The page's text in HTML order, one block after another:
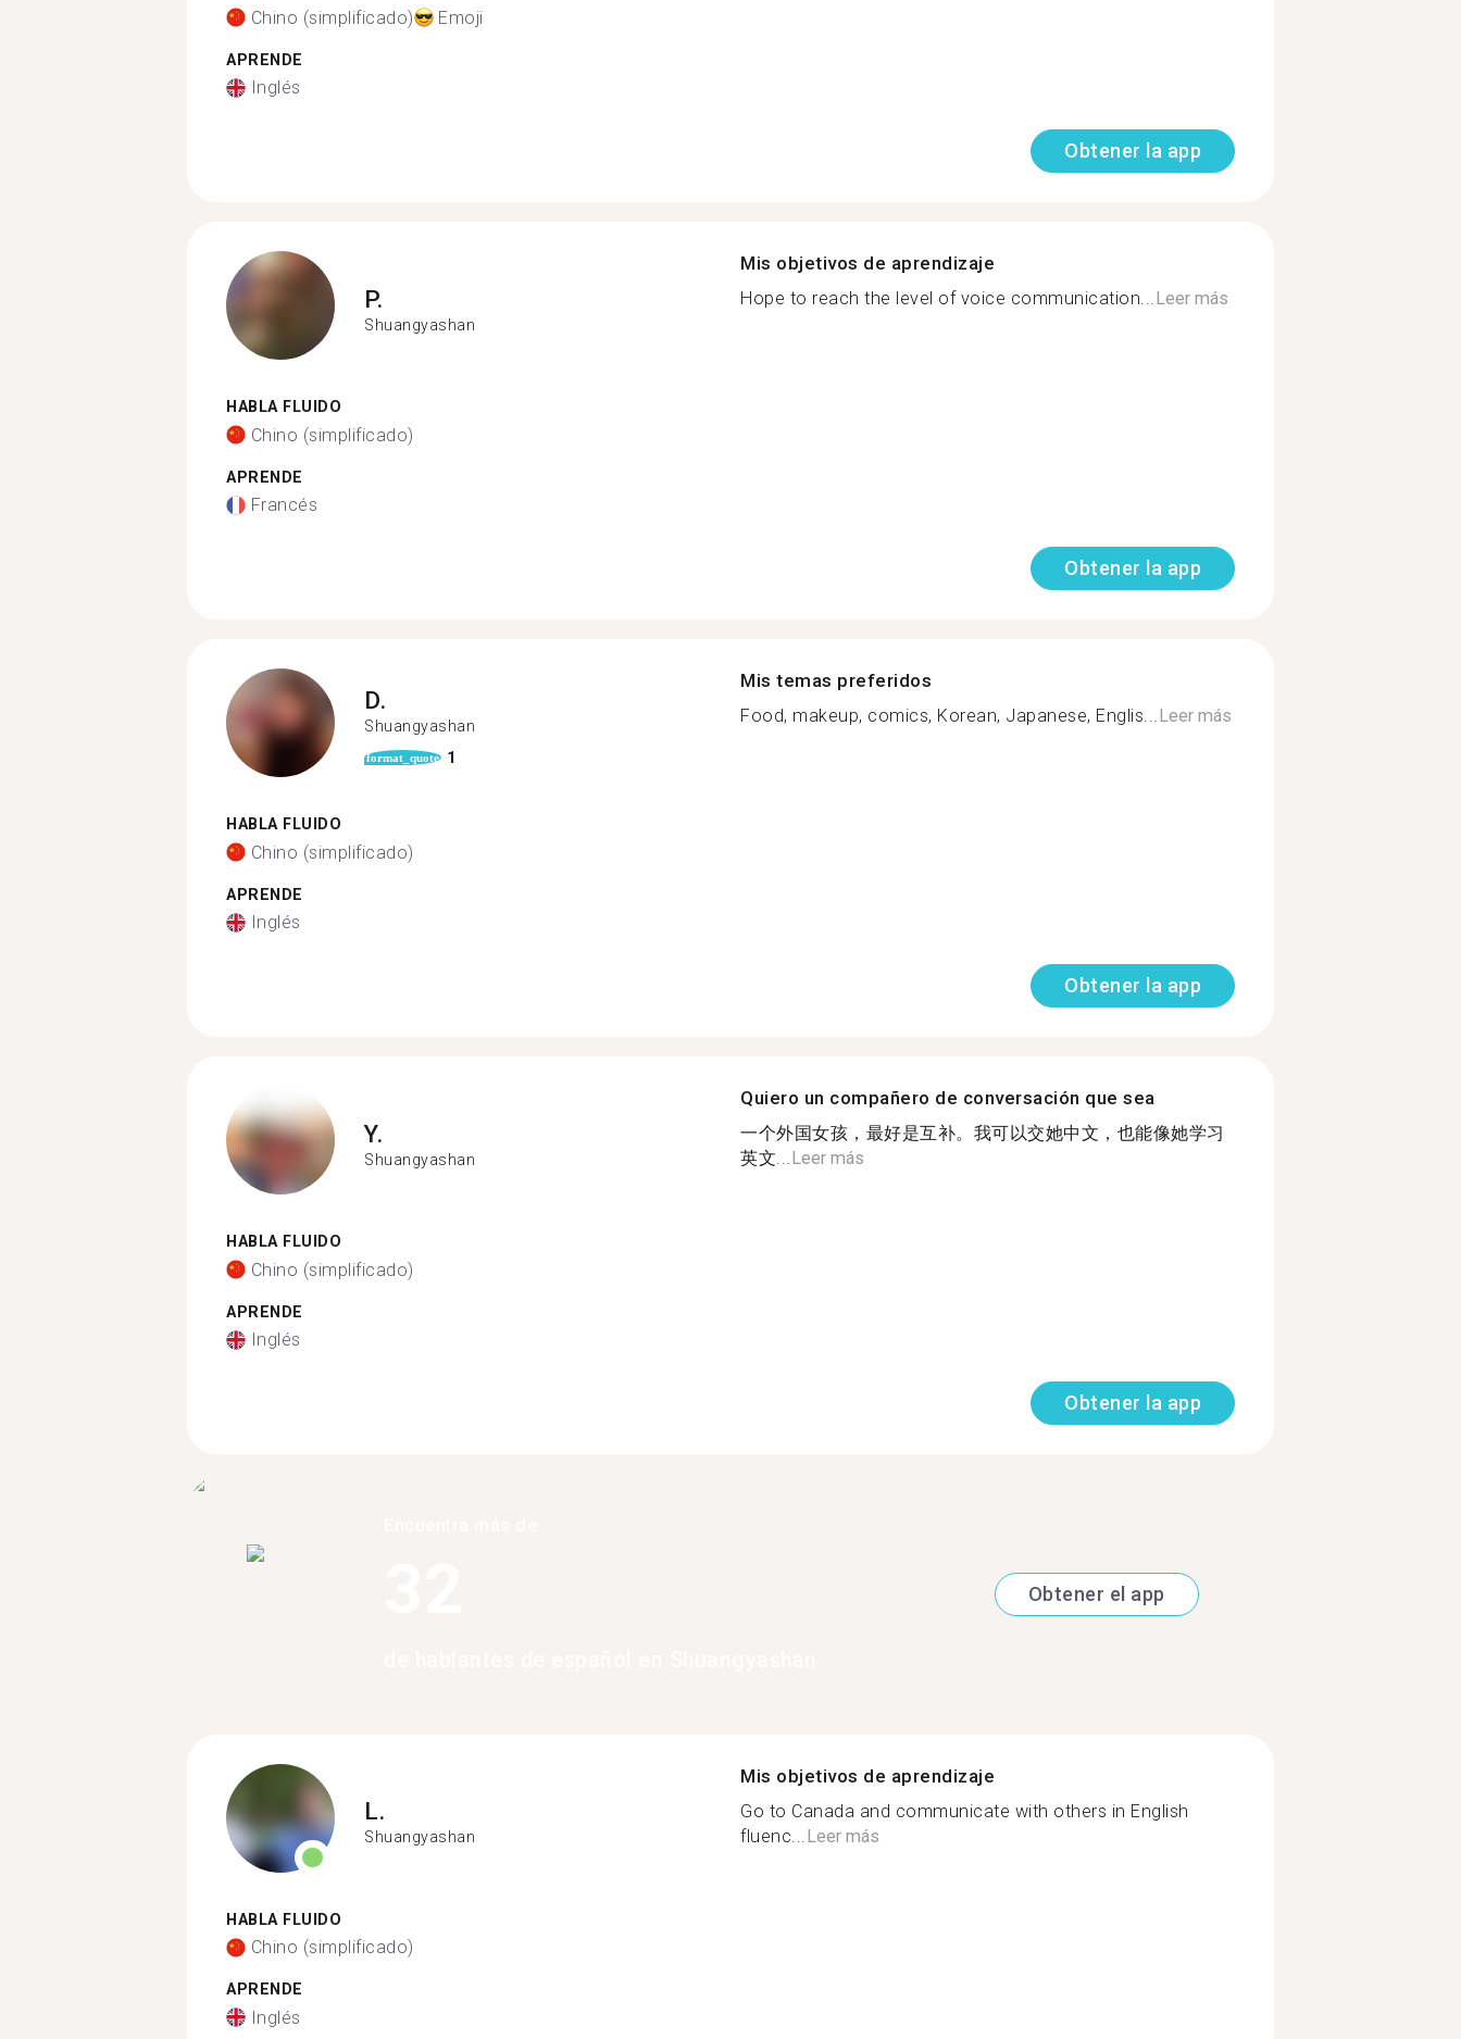
Chino (simplificado) Emoji
APRENDE
Inglés
Obtener la app
P.
Shuangyashan
HABLA FLUIDO
Chino (simplificado)
APRENDE
Francés
Mis objetivos de aprendizaje
Hope to reach the level of voice communication...Leer más
Obtener la app
D.
Shuangyashan
format_quote 1
HABLA FLUIDO
Chino (simplificado)
APRENDE
Inglés
Mis temas preferidos
Food, makeup, comics, Korean, Japanese, Englis...Leer más
Obtener la app
Y.
Shuangyashan
HABLA FLUIDO
Chino (simplificado)
APRENDE
Inglés
Quiero un compañero de conversación que sea
一个外国女孩，最好是互补。我可以交她中文，也能像她学习
英文...Leer más
Obtener la app
Obtener el app
L.
Shuangyashan
HABLA FLUIDO
Chino (simplificado)
APRENDE
Inglés
Mis objetivos de aprendizaje
Go to Canada and communicate with others in English
fluenc... Leer más